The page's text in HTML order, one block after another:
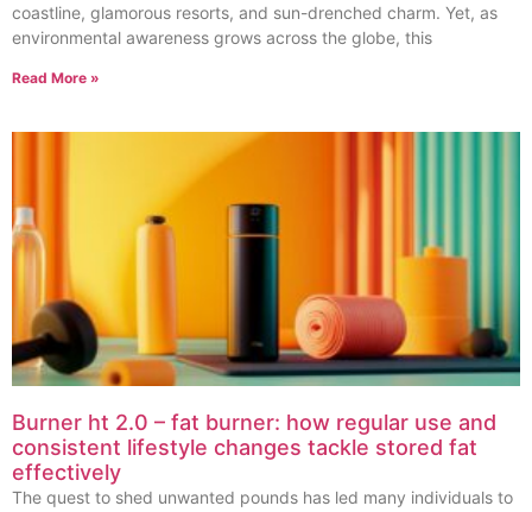
coastline, glamorous resorts, and sun-drenched charm. Yet, as
environmental awareness grows across the globe, this
Read More »
Burner ht 2.0 – fat burner: how regular use and
consistent lifestyle changes tackle stored fat
effectively
The quest to shed unwanted pounds has led many individuals to